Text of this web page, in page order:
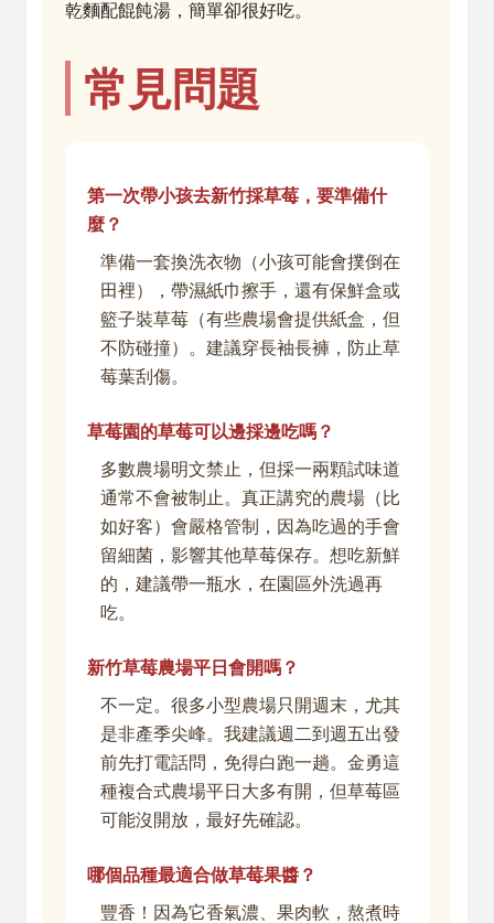
乾麵配餛飩湯，簡單卻很好吃。
常見問題
第一次帶小孩去新竹採草莓，要準備什
麼？
準備一套換洗衣物（小孩可能會撲倒在
田裡），帶濕紙巾擦手，還有保鮮盒或
籃子裝草莓（有些農場會提供紙盒，但
不防碰撞）。建議穿長袖長褲，防止草
莓葉刮傷。
草莓園的草莓可以邊採邊吃嗎？
多數農場明文禁止，但採一兩顆試味道
通常不會被制止。真正講究的農場（比
如好客）會嚴格管制，因為吃過的手會
留細菌，影響其他草莓保存。想吃新鮮
的，建議帶一瓶水，在園區外洗過再
吃。
新竹草莓農場平日會開嗎？
不一定。很多小型農場只開週末，尤其
是非產季尖峰。我建議週二到週五出發
前先打電話問，免得白跑一趟。金勇這
種複合式農場平日大多有開，但草莓區
可能沒開放，最好先確認。
哪個品種最適合做草莓果醬？
豐香！因為它香氣濃、果肉軟，熬煮時